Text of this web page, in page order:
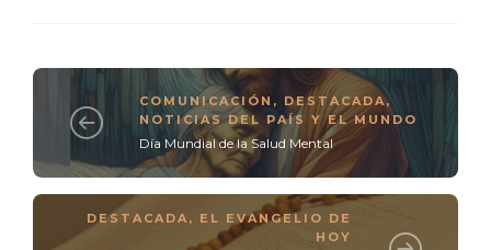
COMUNICACIÓN , DESTACADA,
NOTICIAS DEL PAÍS Y EL MUNDO
Día Mundial de la Salud Mental
DESTACADA , EL EVANGELIO DE
HOY